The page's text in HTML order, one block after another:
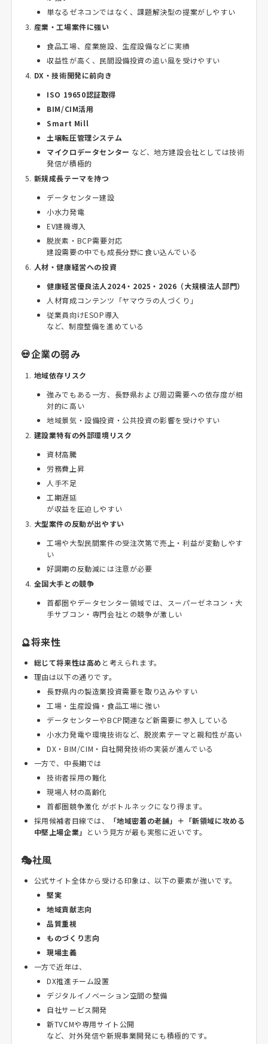
単なるゼネコンではなく、課題解決型の提案がしやすい
産業・工場案件に強い
食品工場、産業施設、生産設備などに実績
収益性が高く、民間設備投資の追い風を受けやすい
DX・技術開発に前向き
ISO 19650認証取得
BIM/CIM活用
Smart Mill
土壌転圧管理システム
マイクロデータセンター など、地方建設会社としては技術
発信が積極的
新規成長テーマを持つ
データセンター建設
小水力発電
EV建機導入
脱炭素・BCP需要対応
建設需要の中でも成長分野に食い込んでいる
人材・健康経営への投資
健康経営優良法人2024・2025・2026（大規模法人部門）
人材育成コンテンツ「ヤマウラの人づくり」
従業員向けESOP導入
など、制度整備を進めている
💀企業の弱み
地域依存リスク
強みでもある一方、長野県および周辺需要への依存度が相
対的に高い
地域景気・設備投資・公共投資の影響を受けやすい
建設業特有の外部環境リスク
資材高騰
労務費上昇
人手不足
工期遅延
が収益を圧迫しやすい
大型案件の反動が出やすい
工場や大型民間案件の受注次第で売上・利益が変動しやす
い
好調期の反動減には注意が必要
全国大手との競争
首都圏やデータセンター領域では、スーパーゼネコン・大
手サブコン・専門会社との競争が激しい
🔮将来性
総じて将来性は高め と考えられます。
理由は以下の通りです。
長野県内の製造業投資需要を取り込みやすい
工場・生産設備・食品工場に強い
データセンターやBCP関連など新需要に参入している
小水力発電や環境技術など、脱炭素テーマと親和性が高い
DX・BIM/CIM・自社開発技術の実装が進んでいる
一方で、中長期では
技術者採用の難化
現場人材の高齢化
首都圏競争激化 がボトルネックになり得ます。
採用候補者目線では、
「地域密着の老舗」＋「新領域に攻める
中堅上場企業」 という見方が最も実態に近いです。
🎭社風
公式サイト全体から受ける印象は、以下の要素が強いです。
堅実
地域貢献志向
品質重視
ものづくり志向
現場主義
一方で近年は、
DX推進チーム設置
デジタルイノベーション空間の整備
自社サービス開発
新TVCMや専用サイト公開
など、対外発信や新規事業開発にも積極的です。